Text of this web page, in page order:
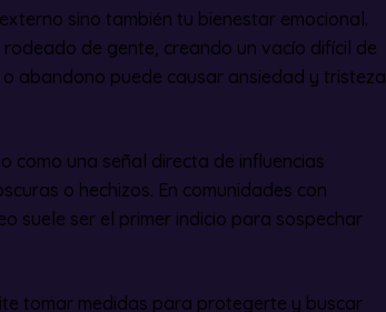
sino también tu bienestar emocional.
de gente, creando un vacío difícil de
abandono puede causar ansiedad y tristeza
como una señal directa de influencias
o hechizos. En comunidades con
suele ser el primer indicio para sospechar
tomar medidas para protegerte y buscar